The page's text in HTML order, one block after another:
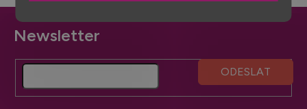
d
c
p
Z
á
a